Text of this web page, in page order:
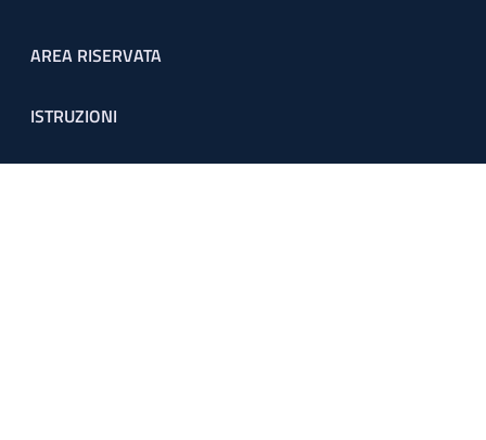
Footer menu
AREA RISERVATA
ISTRUZIONI